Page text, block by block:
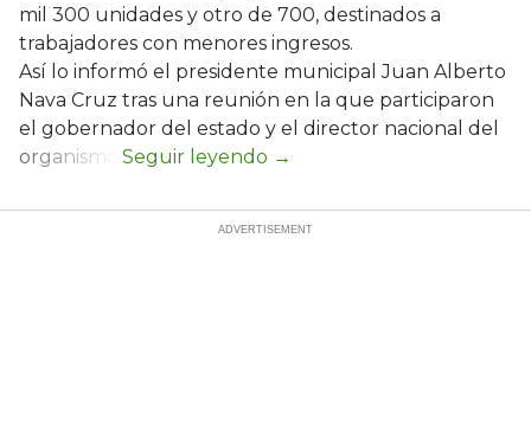
mil 300 unidades y otro de 700, destinados a
trabajadores con menores ingresos.
Así lo informó el presidente municipal Juan Alberto
Nava Cruz tras una reunión en la que participaron
el gobernador del estado y el director nacional del
organismo.